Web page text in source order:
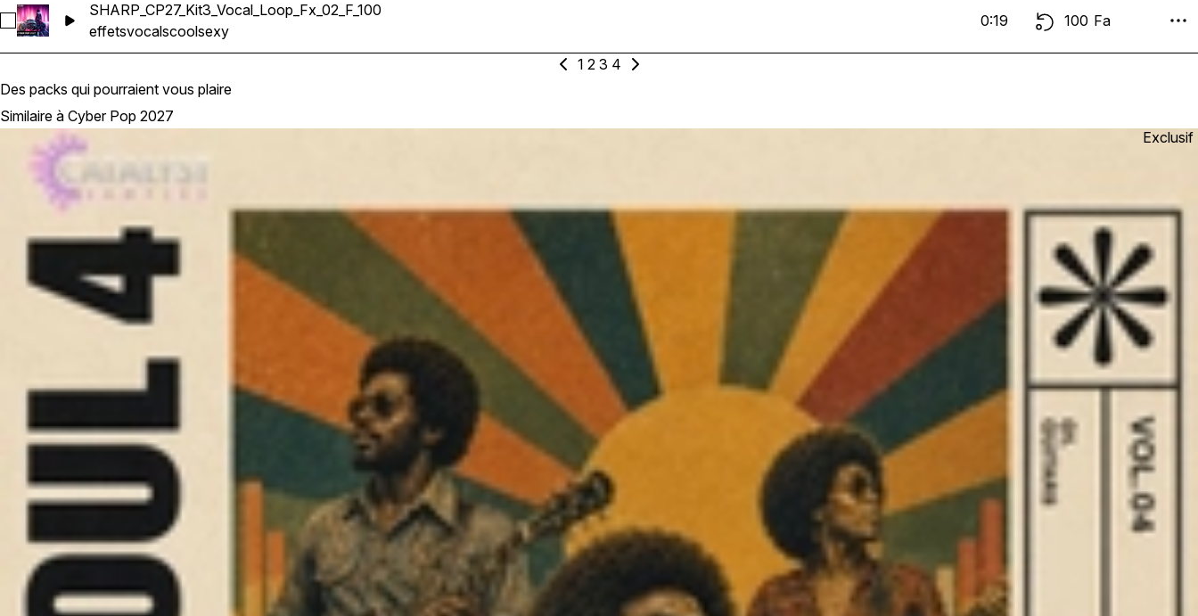
Sélectionnez SHARP_CP27_Kit3_Vocal_Loop_Fx_02_F_100
SHARP_CP27_Kit3_Vocal_Loop_Fx_02_F_100
effetsvocalscoolsexy
0:19 100 Fa
1 2 3 4
Des packs qui pourraient vous plaire
Similaire à Cyber Pop 2027
Exclusif